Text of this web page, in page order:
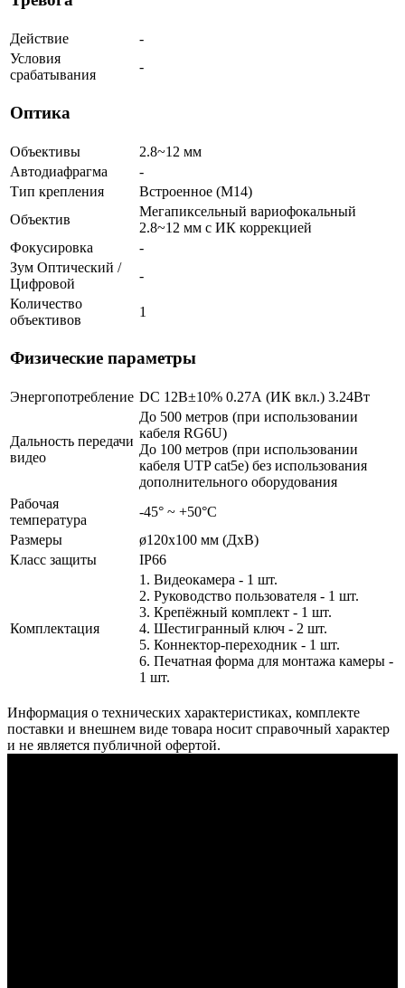
Действие
-
Условия
срабатывания
-
Оптика
Объективы
2.8~12 мм
Автодиафрагма
-
Тип крепления
Встроенное (М14)
Объектив
Мегапиксельный вариофокальный
2.8~12 мм c ИК коррекцией
Фокусировка
-
Зум Оптический /
Цифровой
-
Количество
объективов
1
Физические параметры
Энергопотребление DC 12В±10% 0.27А (ИК вкл.) 3.24Вт
Дальность передачи
видео
До 500 метров (при использовании
кабеля RG6U)
До 100 метров (при использовании
кабеля UTP cat5e) без использования
дополнительного оборудования
Рабочая
температура
-45° ~ +50°С
Размеры
ø120x100 мм (ДхВ)
Класс защиты
IP66
Комплектация
1. Видеокамера - 1 шт.
2. Руководство пользователя - 1 шт.
3. Крепёжный комплект - 1 шт.
4. Шестигранный ключ - 2 шт.
5. Коннектор-переходник - 1 шт.
6. Печатная форма для монтажа камеры -
1 шт.
Информация о технических характеристиках, комплекте
поставки и внешнем виде товара носит справочный характер
и не является публичной офертой.